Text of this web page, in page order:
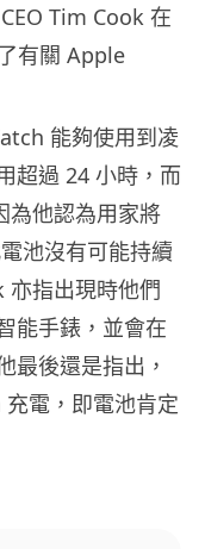
Tim Cook 在
有關 Apple
能夠使用到凌
超過 24 小時，而
為他認為用家將
池沒有可能持續
亦指出現時他們
能手錶，並會在
最後還是指出，
電，即電池肯定